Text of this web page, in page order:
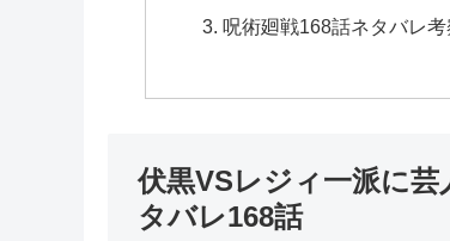
呪術廻戦168話ネタバレ
伏黒VSレジィ一派に
タバレ168話